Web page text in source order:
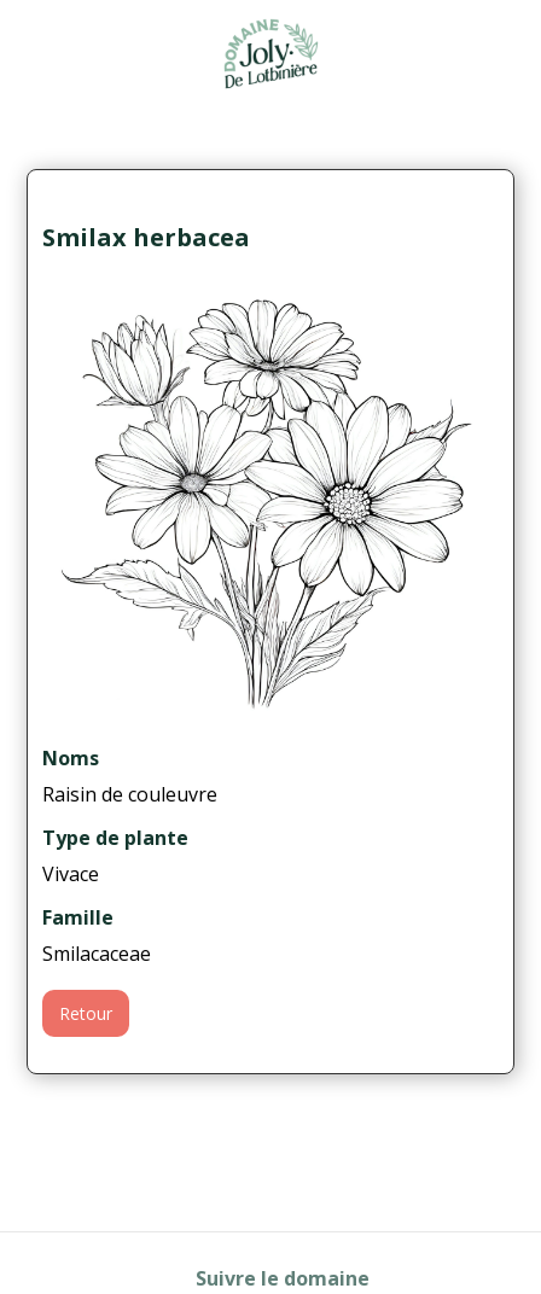
Smilax herbacea
Noms
Raisin de couleuvre
Type de plante
Vivace
Famille
Smilacaceae
Retour
Suivre le domaine